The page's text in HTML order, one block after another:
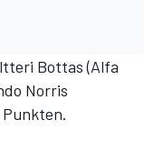
Bottas (Alfa
Norris
Punkten.